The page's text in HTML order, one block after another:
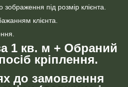
під розмір клієнта.
клієнта.
1 кв. м + Обраний
кріплення.
до замовлення